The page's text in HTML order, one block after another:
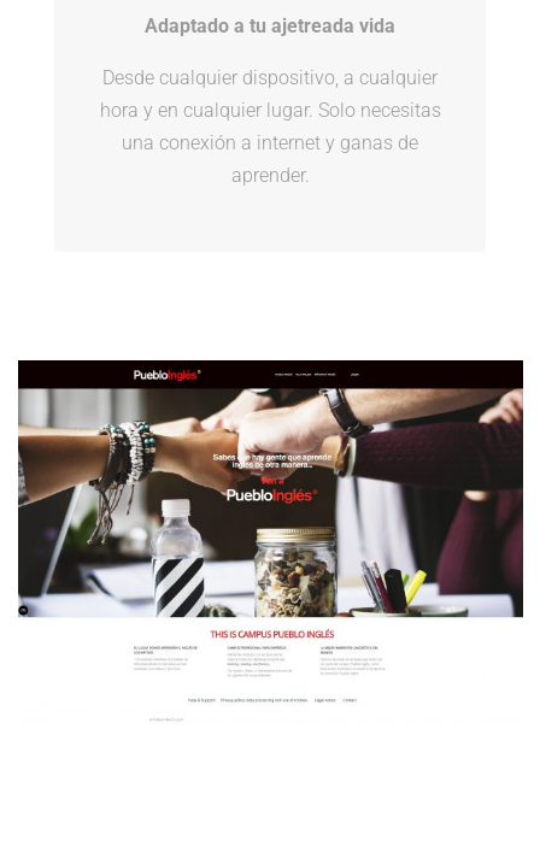
Adaptado a tu ajetreada vida
Desde cualquier dispositivo, a cualquier
hora y en cualquier lugar. Solo necesitas
una conexión a internet y ganas de
aprender.